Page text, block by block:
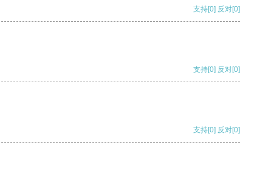
支持[0] 反对[0]
支持[0] 反对[0]
支持[0] 反对[0]